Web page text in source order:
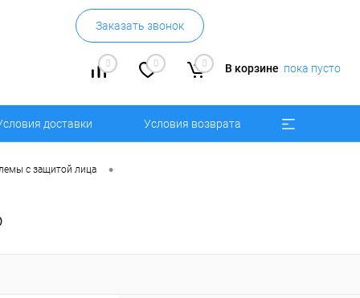
Заказать звонок
0 0 0 В корзине пока пусто
доставки Условия возврата
с защитой лица •